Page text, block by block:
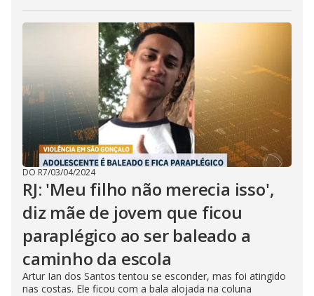
DO R7/03/04/2024
RJ: 'Meu filho não merecia isso',
diz mãe de jovem que ficou
paraplégico ao ser baleado a
caminho da escola
Artur Ian dos Santos tentou se esconder, mas foi atingido
nas costas. Ele ficou com a bala alojada na coluna